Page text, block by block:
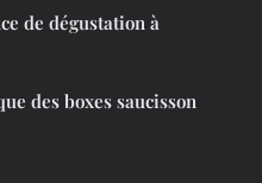
de dégustation à
des boxes saucisson